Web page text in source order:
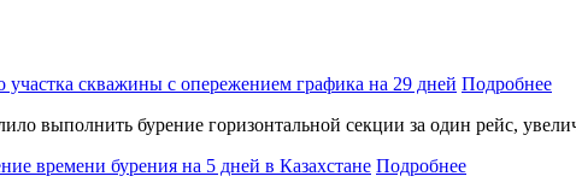
скважины с опережением графика на 29 дней Подробнее
выполнить бурение горизонтальной секции за один рейс,
времени бурения на 5 дней в Казахстане Подробнее